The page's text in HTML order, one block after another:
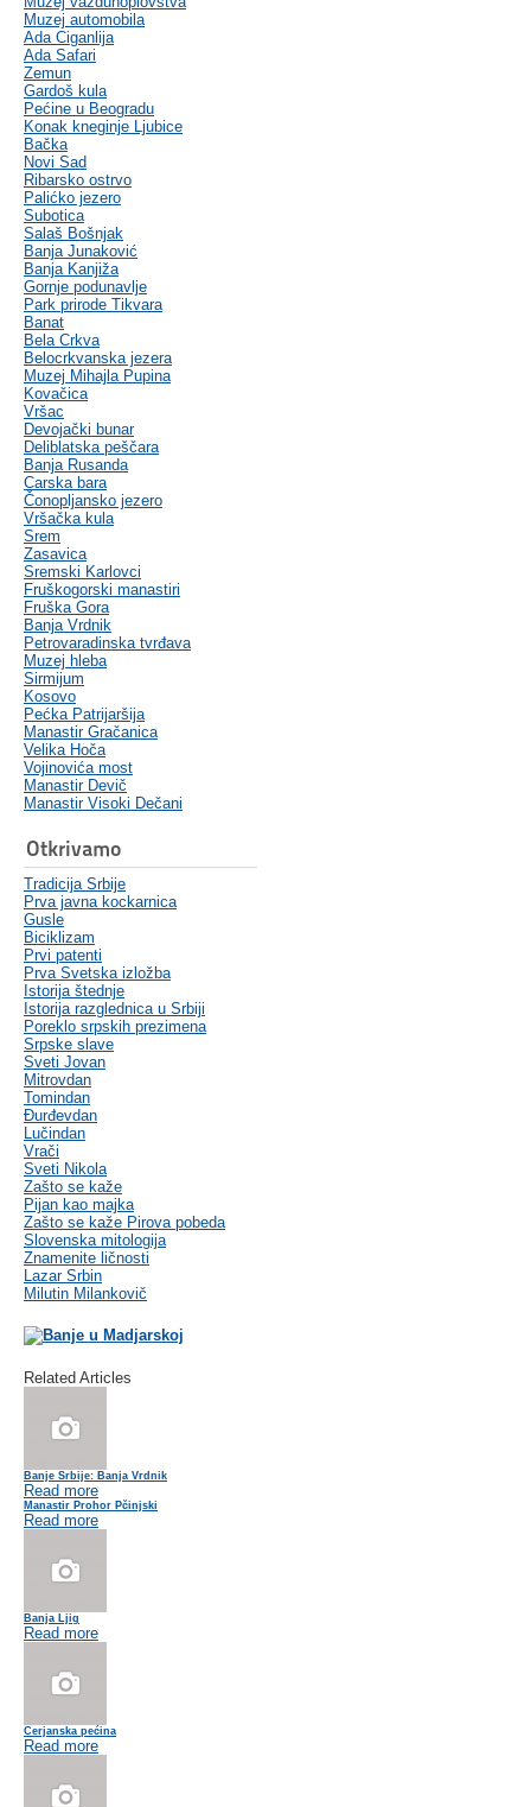
Muzej automobila
Ada Ciganlija
Ada Safari
Zemun
Gardoš kula
Pećine u Beogradu
Konak kneginje Ljubice
Bačka
Novi Sad
Ribarsko ostrvo
Palićko jezero
Subotica
Salaš Bošnjak
Banja Junaković
Banja Kanjiža
Gornje podunavlje
Park prirode Tikvara
Banat
Bela Crkva
Belocrkvanska jezera
Muzej Mihajla Pupina
Kovačica
Vršac
Devojački bunar
Deliblatska peščara
Banja Rusanda
Carska bara
Čonopljansko jezero
Vršačka kula
Srem
Zasavica
Sremski Karlovci
Fruškogorski manastiri
Fruška Gora
Banja Vrdnik
Petrovaradinska tvrđava
Muzej hleba
Sirmijum
Kosovo
Pećka Patrijaršija
Manastir Gračanica
Velika Hoča
Vojinovića most
Manastir Devič
Manastir Visoki Dečani
Otkrivamo
Tradicija Srbije
Prva javna kockarnica
Gusle
Biciklizam
Prvi patenti
Prva Svetska izložba
Istorija štednje
Istorija razglednica u Srbiji
Poreklo srpskih prezimena
Srpske slave
Sveti Jovan
Mitrovdan
Tomindan
Đurđevdan
Lučindan
Vrači
Sveti Nikola
Zašto se kaže
Pijan kao majka
Zašto se kaže Pirova pobeda
Slovenska mitologija
Znamenite ličnosti
Lazar Srbin
Milutin Milankovič
Related Articles
Banje Srbije: Banja Vrdnik
Read more
Manastir Prohor Pčinjski
Read more
Banja Ljig
Read more
Cerjanska pećina
Read more